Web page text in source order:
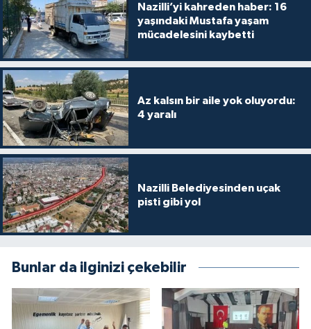
Nazilli’yi kahreden haber: 16
yaşındaki Mustafa yaşam
mücadelesini kaybetti
Az kalsın bir aile yok oluyordu:
4 yaralı
Nazilli Belediyesinden uçak
pisti gibi yol
Bunlar da ilginizi çekebilir